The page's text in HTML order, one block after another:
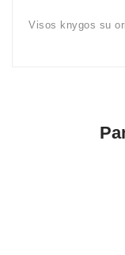
Visos knygos su